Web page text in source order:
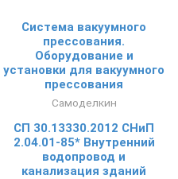
Система вакуумного
прессования.
Оборудование и
установки для вакуумного
прессования
Самоделкин
СП 30.13330.2012 СНиП
2.04.01-85* Внутренний
водопровод и
канализация зданий